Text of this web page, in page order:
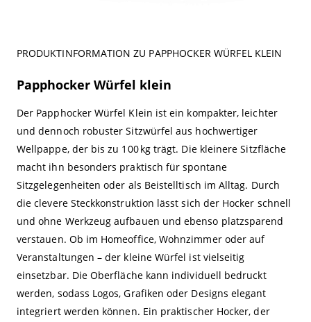
PRODUKTINFORMATION ZU PAPPHOCKER WÜRFEL KLEIN
Papphocker Würfel klein
Der Papphocker Würfel Klein ist ein kompakter, leichter
und dennoch robuster Sitzwürfel aus hochwertiger
Wellpappe, der bis zu 100 kg trägt. Die kleinere Sitzfläche
macht ihn besonders praktisch für spontane
Sitzgelegenheiten oder als Beistelltisch im Alltag. Durch
die clevere Steckkonstruktion lässt sich der Hocker schnell
und ohne Werkzeug aufbauen und ebenso platzsparend
verstauen. Ob im Homeoffice, Wohnzimmer oder auf
Veranstaltungen – der kleine Würfel ist vielseitig
einsetzbar. Die Oberfläche kann individuell bedruckt
werden, sodass Logos, Grafiken oder Designs elegant
integriert werden können. Ein praktischer Hocker, der